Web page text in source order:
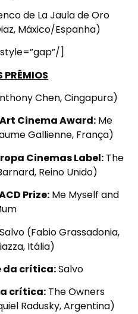
de La Jaula de Oro
Máxico/Espanha)
]
PRÊMIOS
Chen, Cingapura)
Cinema Award: Me
Gallienne, França)
Cinemas Label: The
Reino Unido)
Prize: Me Myself and
Salvo (Fabio Grassadonia,
Itália)
da crítica:Salvo
crítica:The Owners
Radusky, Argentina)